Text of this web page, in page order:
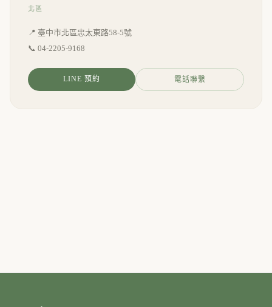
北區
📍 臺中市北區忠太東路58-5號
📞 04-2205-9168
LINE 預約 電話聯繫